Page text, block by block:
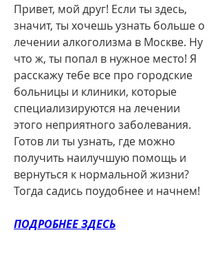
Привет, мой друг! Если ты здесь,
значит, ты хочешь узнать больше о
лечении алкоголизма в Москве. Ну
что ж, ты попал в нужное место! Я
расскажу тебе все про городские
больницы и клиники, которые
специализируются на лечении
этого неприятного заболевания.
Готов ли ты узнать, где можно
получить наилучшую помощь и
вернуться к нормальной жизни?
Тогда садись поудобнее и начнем!
ПОДРОБНЕЕ ЗДЕСЬ